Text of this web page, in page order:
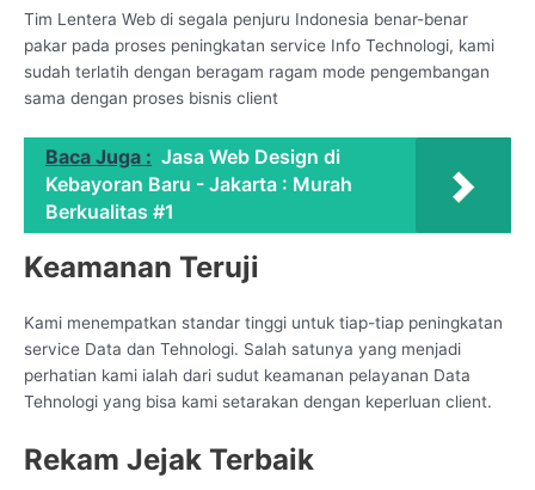
Tim Lentera Web di segala penjuru Indonesia benar-benar
pakar pada proses peningkatan service Info Technologi, kami
sudah terlatih dengan beragam ragam mode pengembangan
sama dengan proses bisnis client
Baca Juga : Jasa Web Design di
Kebayoran Baru - Jakarta : Murah
Berkualitas #1
Keamanan Teruji
Kami menempatkan standar tinggi untuk tiap-tiap peningkatan
service Data dan Tehnologi. Salah satunya yang menjadi
perhatian kami ialah dari sudut keamanan pelayanan Data
Tehnologi yang bisa kami setarakan dengan keperluan client.
Rekam Jejak Terbaik